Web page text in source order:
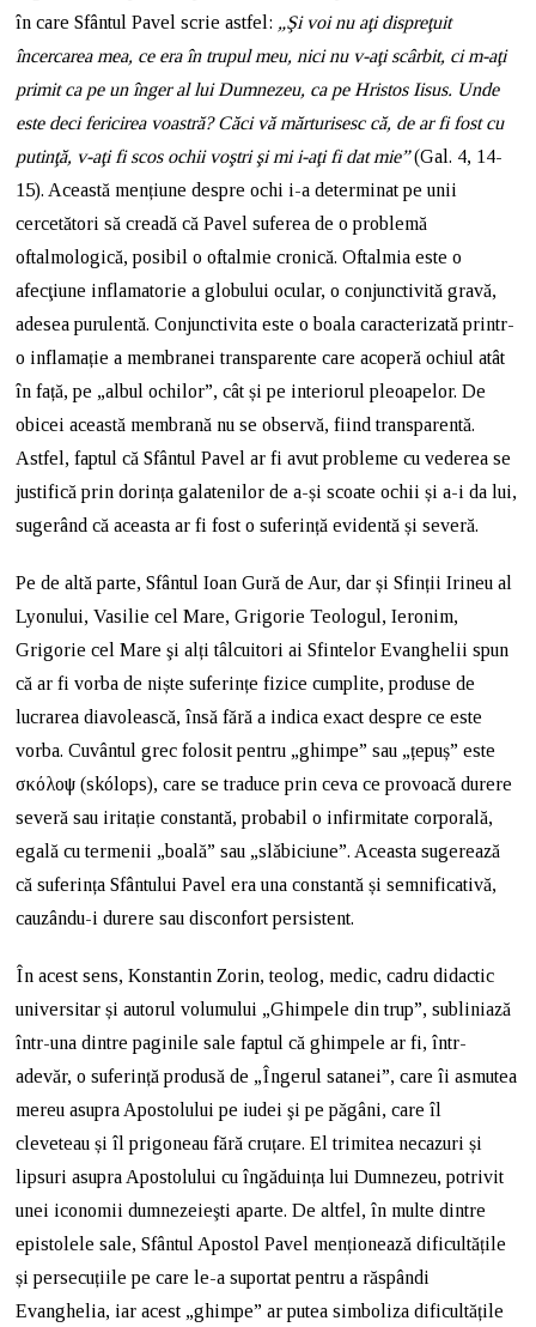
în care Sfântul Pavel scrie astfel: „Şi voi nu aţi dispreţuit
încercarea mea, ce era în trupul meu, nici nu v-aţi scârbit, ci m-aţi
primit ca pe un înger al lui Dumnezeu, ca pe Hristos Iisus. Unde
este deci fericirea voastră? Căci vă mărturisesc că, de ar fi fost cu
putinţă, v-aţi fi scos ochii voştri şi mi i-aţi fi dat mie”(Gal. 4, 14-
15). Această mențiune despre ochi i-a determinat pe unii
cercetători să creadă că Pavel suferea de o problemă
oftalmologică, posibil o oftalmie cronică. Oftalmia este o
afecţiune inflamatorie a globului ocular, o conjunctivită gravă,
adesea purulentă. Conjunctivita este o boala caracterizată printr-
o inflamație a membranei transparente care acoperă ochiul atât
în față, pe „albul ochilor”, cât și pe interiorul pleoapelor. De
obicei această membrană nu se observă, fiind transparentă.
Astfel, faptul că Sfântul Pavel ar fi avut probleme cu vederea se
justifică prin dorința galatenilor de a-și scoate ochii și a-i da lui,
sugerând că aceasta ar fi fost o suferință evidentă și severă.
Pe de altă parte, Sfântul Ioan Gură de Aur, dar și Sfinții Irineu al
Lyonului, Vasilie cel Mare, Grigorie Teologul, Ieronim,
Grigorie cel Mare şi alți tâlcuitori ai Sfintelor Evanghelii spun
că ar fi vorba de niște suferințe fizice cumplite, produse de
lucrarea diavolească, însă fără a indica exact despre ce este
vorba. Cuvântul grec folosit pentru „ghimpe” sau „țepuș” este
σκόλοψ (skólops), care se traduce prin ceva ce provoacă durere
severă sau iritație constantă, probabil o infirmitate corporală,
egală cu termenii „boală” sau „slăbiciune”. Aceasta sugerează
că suferința Sfântului Pavel era una constantă și semnificativă,
cauzându-i durere sau disconfort persistent.
În acest sens, Konstantin Zorin, teolog, medic, cadru didactic
universitar și autorul volumului „Ghimpele din trup”, subliniază
într-una dintre paginile sale faptul că ghimpele ar fi, într-
adevăr, o suferință produsă de „Îngerul satanei”, care îi asmutea
mereu asupra Apostolului pe iudei şi pe păgâni, care îl
cleveteau și îl prigoneau fără cruțare. El trimitea necazuri și
lipsuri asupra Apostolului cu îngăduința lui Dumnezeu, potrivit
unei iconomii dumnezeieşti aparte. De altfel, în multe dintre
epistolele sale, Sfântul Apostol Pavel menționează dificultățile
și persecuțiile pe care le-a suportat pentru a răspândi
Evanghelia, iar acest „ghimpe” ar putea simboliza dificultățile